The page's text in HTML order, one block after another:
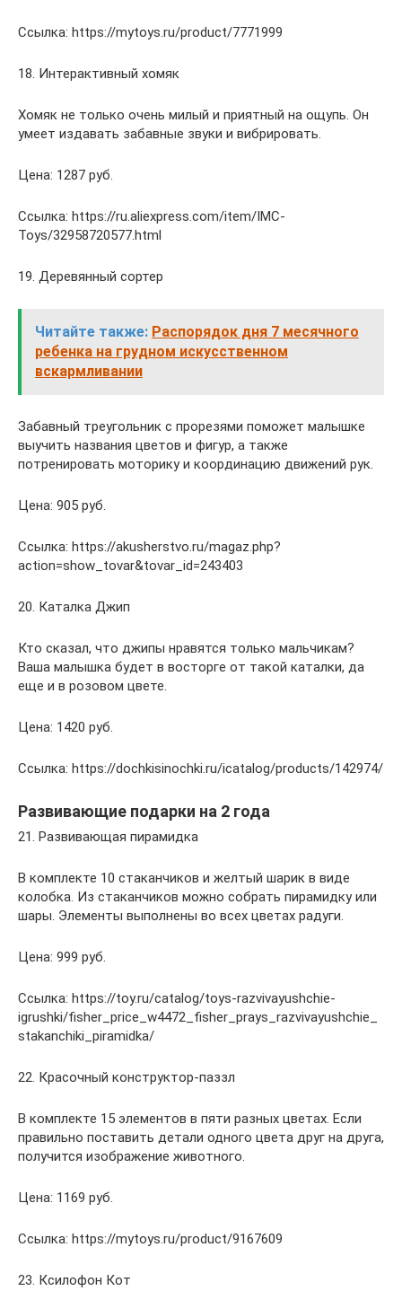
Ссылка: https://mytoys.ru/product/7771999
18. Интерактивный хомяк
Хомяк не только очень милый и приятный на ощупь. Он
умеет издавать забавные звуки и вибрировать.
Цена: 1287 руб.
Ссылка: https://ru.aliexpress.com/item/IMC-
Toys/32958720577.html
19. Деревянный сортер
Читайте также: Распорядок дня 7 месячного
ребенка на грудном искусственном
вскармливании
Забавный треугольник с прорезями поможет малышке
выучить названия цветов и фигур, а также
потренировать моторику и координацию движений рук.
Цена: 905 руб.
Ссылка: https://akusherstvo.ru/magaz.php?
action=show_tovar&tovar_id=243403
20. Каталка Джип
Кто сказал, что джипы нравятся только мальчикам?
Ваша малышка будет в восторге от такой каталки, да
еще и в розовом цвете.
Цена: 1420 руб.
Ссылка: https://dochkisinochki.ru/icatalog/products/142974/
Развивающие подарки на 2 года
21. Развивающая пирамидка
В комплекте 10 стаканчиков и желтый шарик в виде
колобка. Из стаканчиков можно собрать пирамидку или
шары. Элементы выполнены во всех цветах радуги.
Цена: 999 руб.
Ссылка: https://toy.ru/catalog/toys-razvivayushchie-
igrushki/fisher_price_w4472_fisher_prays_razvivayushchie_
stakanchiki_piramidka/
22. Красочный конструктор-паззл
В комплекте 15 элементов в пяти разных цветах. Если
правильно поставить детали одного цвета друг на друга,
получится изображение животного.
Цена: 1169 руб.
Ссылка: https://mytoys.ru/product/9167609
23. Ксилофон Кот